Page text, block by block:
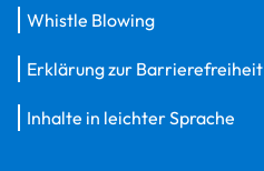
Whistle Blowing
Erklärung zur Barrierefreiheit
Inhalte in leichter Sprache